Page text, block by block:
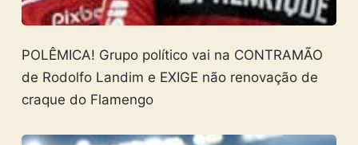
POLÊMICA! Grupo político vai na CONTRAMÃO
de Rodolfo Landim e EXIGE não renovação de
craque do Flamengo